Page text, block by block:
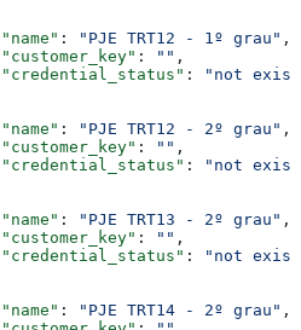
			"name"
: "PJE TRT12 - 1º grau" ,
			"customer_key"
: "" ,
			"credential_status"
:
"not
			"name"
: "PJE TRT12 - 2º grau" ,
			"customer_key"
: "" ,
			"credential_status"
:
"not
			"name"
: "PJE TRT13 - 2º grau" ,
			"customer_key"
: "" ,
			"credential_status"
:
"not
			"name"
: "PJE TRT14 - 2º grau" ,